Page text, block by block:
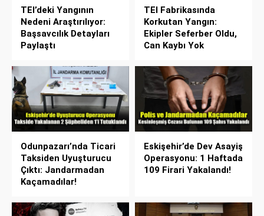
TEI’deki Yangının
Nedeni Araştırılıyor:
Başsavcılık Detayları
Paylaştı
TEI Fabrikasında
Korkutan Yangın:
Ekipler Seferber Oldu,
Can Kaybı Yok
Odunpazarı’nda Ticari
Taksiden Uyuşturucu
Çıktı: Jandarmadan
Kaçamadılar!
Eskişehir’de Dev Asayiş
Operasyonu: 1 Haftada
109 Firari Yakalandı!